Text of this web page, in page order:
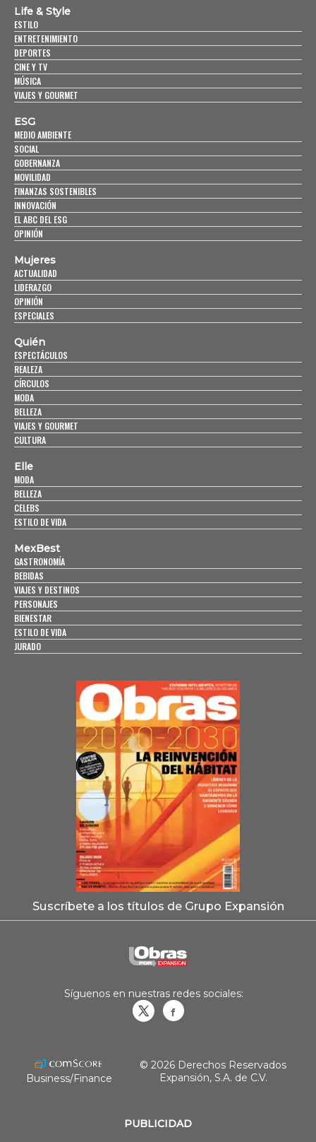
Life & Style
ESTILO
ENTRETENIMIENTO
DEPORTES
CINE Y TV
MÚSICA
VIAJES Y GOURMET
ESG
MEDIO AMBIENTE
SOCIAL
GOBERNANZA
MOVILIDAD
FINANZAS SOSTENIBLES
INNOVACIÓN
EL ABC DEL ESG
OPINIÓN
Mujeres
ACTUALIDAD
LIDERAZGO
OPINIÓN
ESPECIALES
Quién
ESPECTÁCULOS
REALEZA
CÍRCULOS
MODA
BELLEZA
VIAJES Y GOURMET
CULTURA
Elle
MODA
BELLEZA
CELEBS
ESTILO DE VIDA
MexBest
GASTRONOMÍA
BEBIDAS
VIAJES Y DESTINOS
PERSONAJES
BIENESTAR
ESTILO DE VIDA
JURADO
Suscríbete a los títulos de Grupo Expansión
PUBLICIDAD
Síguenos en nuestras redes sociales:
Business/Finance
© 2026 Derechos Reservados
Expansión, S.A. de C.V.